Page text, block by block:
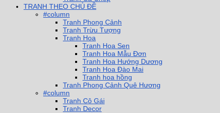
TRANH THEO CHỦ ĐỀ
#column
Tranh Phong Cảnh
Tranh Trừu Tượng
Tranh Hoa
Tranh Hoa Sen
Tranh Hoa Mẫu Đơn
Tranh Hoa Hướng Dương
Tranh Hoa Đào Mai
Tranh hoa hồng
Tranh Phong Cảnh Quê Hương
#column
Tranh Cô Gái
Tranh Decor